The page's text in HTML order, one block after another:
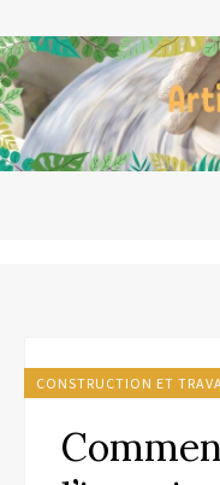
CONSTRUCTION ET